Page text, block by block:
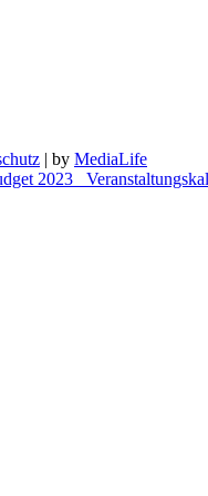
| by MediaLife
2023